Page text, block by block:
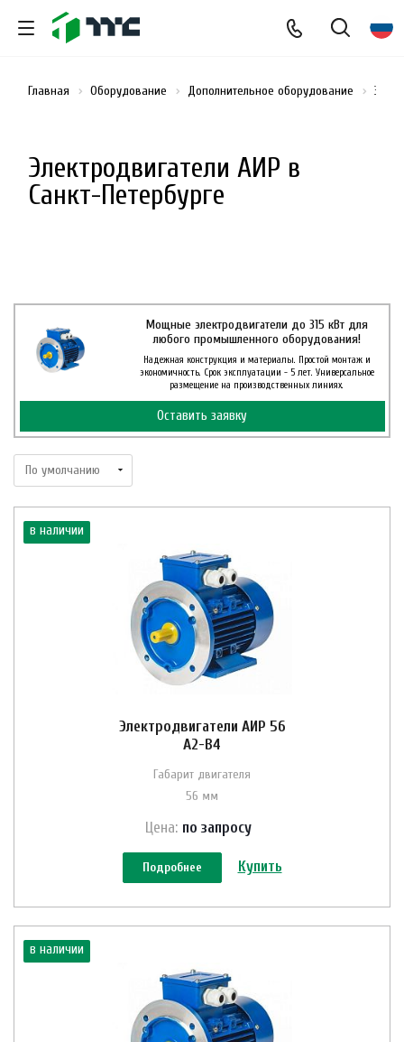
Электродвигатели АИР в
Санкт-Петербурге
Главная Оборудование Дополнительное оборудование
Мощные электродвигатели до 315 кВт для
любого промышленного оборудования!
Надежная конструкция и материалы. Простой монтаж и
экономичность. Срок эксплуатации - 5 лет. Универсальное
размещение на производственных линиях.
Оставить заявку
в наличии
Электродвигатели АИР 56
A2-B4
Габарит двигателя
56 мм
Цена: по запросу
Подробнее Купить
в наличии